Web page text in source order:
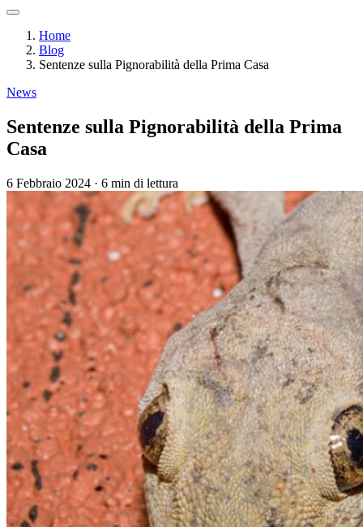
Home
Blog
Sentenze sulla Pignorabilità della Prima Casa
News
Sentenze sulla Pignorabilità della Prima
Casa
6 Febbraio 2024 · 6 min di lettura